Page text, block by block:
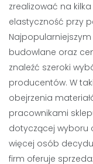
zrealizować na
elastyczność przy
budowlane oraz
znaleźć szeroki
producentów. W
obejrzenia
pracownikami
dotyczącej wyboru
więcej osób
firm oferuje